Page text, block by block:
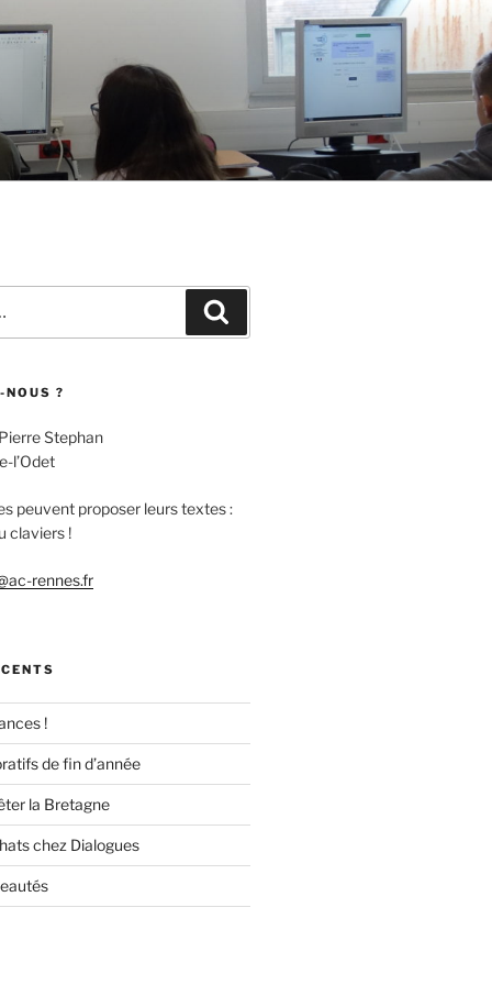
?
Stephan
l’Odet
peuvent proposer leurs textes :
claviers !
rennes.fr
!
de fin d’année
la Bretagne
chez Dialogues